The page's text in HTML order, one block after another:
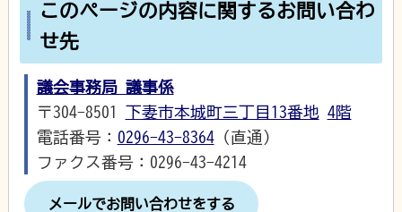
このページの内容に関するお問い合わ
せ先
議会事務局 議事係
〒304-8501 下妻市本城町三丁目13番地 4階
電話番号： 0296-43-8364（直通）
ファクス番号：0296-43-4214
メールでお問い合わせをする